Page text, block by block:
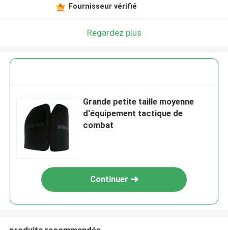
Fournisseur vérifié
Regardez plus
Grande petite taille moyenne
d'équipement tactique de
combat
Continuer